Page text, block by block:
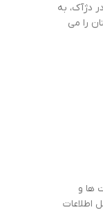
دژآک، به
را می
ها و
اطلاعات